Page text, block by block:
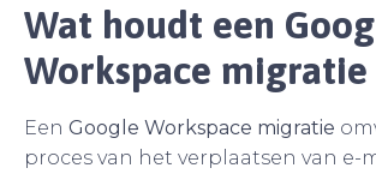
Wat houdt een
Workspace migratie
Een Google Workspace migratie
proces van het verplaatsen van e-